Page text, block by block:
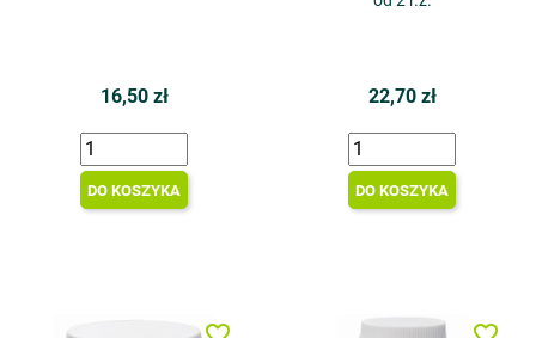
16,50 zł
DO KOSZYKA
22,70 zł
DO KOSZYKA